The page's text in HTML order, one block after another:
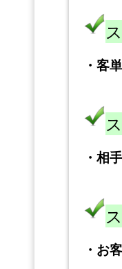
・ 客
・ 相
・ お